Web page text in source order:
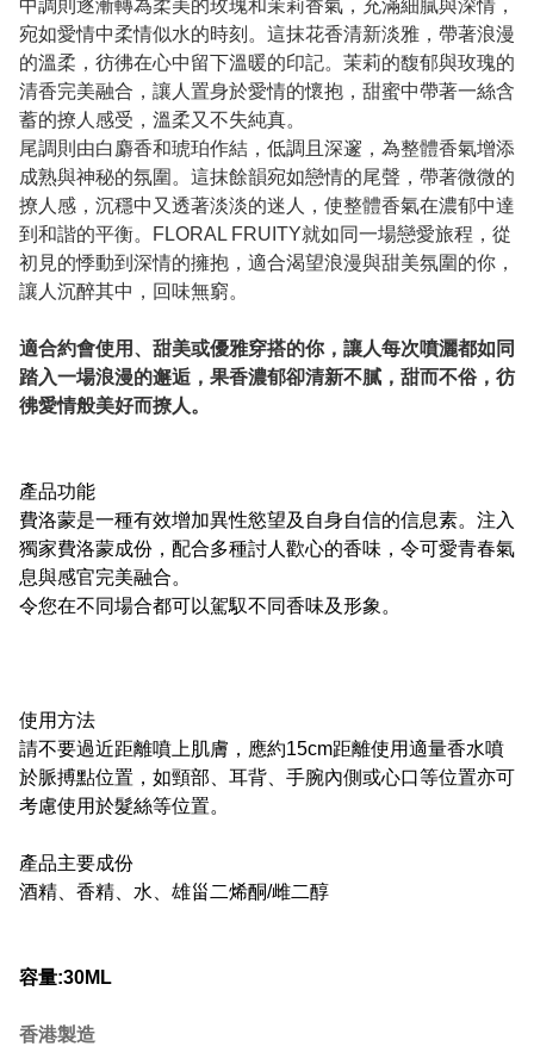
中調則逐漸轉為柔美的玫瑰和茉莉香氣，充滿細膩與深情，
宛如愛情中柔情似水的時刻。這抹花香清新淡雅，帶著浪漫
的溫柔，彷彿在心中留下溫暖的印記。茉莉的馥郁與玫瑰的
清香完美融合，讓人置身於愛情的懷抱，甜蜜中帶著一絲含
蓄的撩人感受，溫柔又不失純真。
尾調則由白麝香和琥珀作結，低調且深邃，為整體香氣增添
成熟與神秘的氛圍。這抹餘韻宛如戀情的尾聲，帶著微微的
撩人感，沉穩中又透著淡淡的迷人，使整體香氣在濃郁中達
到和諧的平衡。FLORAL FRUITY就如同一場戀愛旅程，從
初見的悸動到深情的擁抱，適合渴望浪漫與甜美氛圍的你，
讓人沉醉其中，回味無窮。
適合約會使用、甜美或優雅穿搭的你，讓人每次噴灑都如同
踏入一場浪漫的邂逅，果香濃郁卻清新不膩，甜而不俗，彷
彿愛情般美好而撩人。
產品功能
費洛蒙是一種有效增加異性慾望及自身自信的信息素。注入
獨家費洛蒙成份，配合多種討人歡心的香味，令可愛青春氣
息與感官完美融合。
令您在不同場合都可以駕馭不同香味及形象。
使用方法
請不要過近距離噴上肌膚，應約15cm距離使用適量香水噴
於脈搏點位置，如頸部、耳背、手腕內側或心口等位置亦可
考慮使用於髮絲等位置。
產品主要成份
酒精、香精、水、雄甾二烯酮/雌二醇
容量:30ML
香港製造